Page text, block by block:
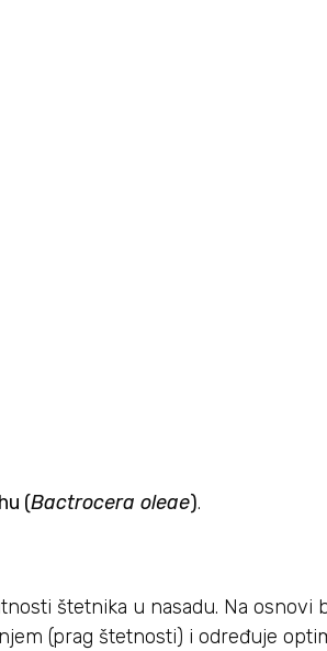
(Bactrocera oleae).
štetnika u nasadu. Na osnovi
(prag štetnosti) i određuje